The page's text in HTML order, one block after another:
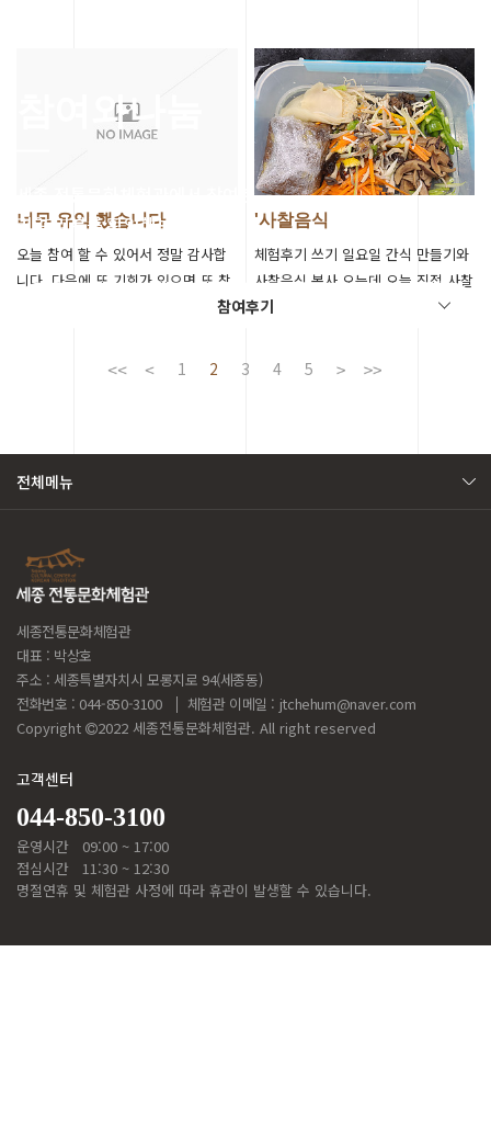
참여와나눔
세종 전통문화체험관에서 참여한
리얼 리뷰를 확인해보세요.
참여후기
너무 유익 했습니다
오늘 참여 할 수 있어서 정말 감사합
니다. 다음에 또 기회가 있으면 또 참
'사찰음식
체험후기 쓰기 일요일 간식 만들기와
사찰음식 봉사 오는데 오늘 직접 사찰
음식 수강을 받아 보니 새로운 감회~
데…
1 2 3 4 5
전체메뉴
세종전통문화체험관
대표 : 박상호
주소 : 세종특별자치시 모롱지로 94(세종동)
전화번호 : 044-850-3100
체험관 이메일 : jtchehum@naver.com
Copyright
2022 세종전통문화체험관. All right reserved
고객센터
044-850-3100
운영시간
09:00 ~ 17:00
점심시간
11:30 ~ 12:30
명절연휴 및 체험관 사정에 따라 휴관이 발생할 수 있습니다.